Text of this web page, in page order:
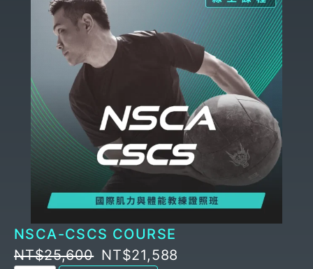
課程
課程總覽
實體課程
FPS 功能性運動表現專家 L1
3D動力鏈訓練課程｜2天學會肌肉吊帶與筋膜線
HIIT360 能量系統訓練
X-Plyo 180 爆發力整合訓練
線上課程
ACE-CPT 私人教練認證
NSCA-CPT 私人教練認證
NSCA-CSCS 肌力與體能教練認證
FPS 功能性運動表現專家 L1
動人學堂
聯繫我們
常見問題
登入
NSCA-CSCS COURSE
NT$25,600 NT$21,588